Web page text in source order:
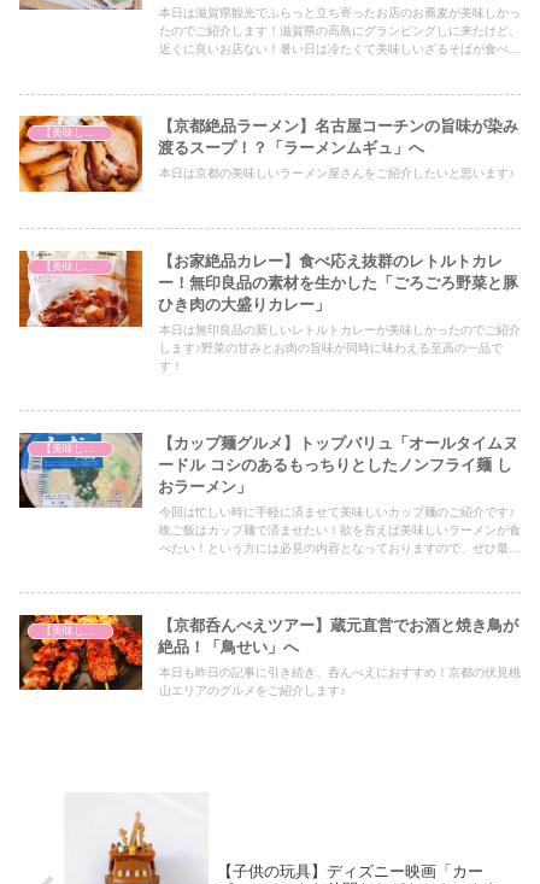
本日は滋賀県観光でふらっと立ち寄ったお店のお蕎麦が美味しかっ
たのでご紹介します！滋賀県の高島にグランピングしに来たけど、
近くに良いお店ない！暑い日は冷たくて美味しいざるそばが食べた
【京都絶品ラーメン】名古屋コーチンの旨味が染み
渡るスープ！？「ラーメンムギュ」へ
本日は京都の美味しいラーメン屋さんをご紹介したいと思います♪
【お家絶品カレー】食べ応え抜群のレトルトカレ
ー！無印良品の素材を生かした「ごろごろ野菜と豚
ひき肉の大盛りカレー」
本日は無印良品の新しいレトルトカレーが美味しかったのでご紹介
します♪野菜の甘みとお肉の旨味が同時に味わえる至高の一品で
す！
【カップ麺グルメ】トップバリュ「オールタイムヌ
ードル コシのあるもっちりとしたノンフライ麺 し
おラーメン」
今回は忙しい時に手軽に済ませて美味しいカップ麺のご紹介です♪
晩ご飯はカップ麺で済ませたい！欲を言えば美味しいラーメンが食
べたい！という方には必見の内容となっておりますので、ぜひ最後
【京都呑んべえツアー】蔵元直営でお酒と焼き鳥が
絶品！「鳥せい」へ
本日も昨日の記事に引き続き、呑んべえにおすすめ！京都の伏見桃
山エリアのグルメをご紹介します♪
【子供の玩具】ディズニー映画「カー